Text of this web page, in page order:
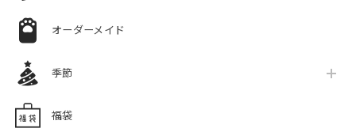
オーダーメイド
季節
福袋